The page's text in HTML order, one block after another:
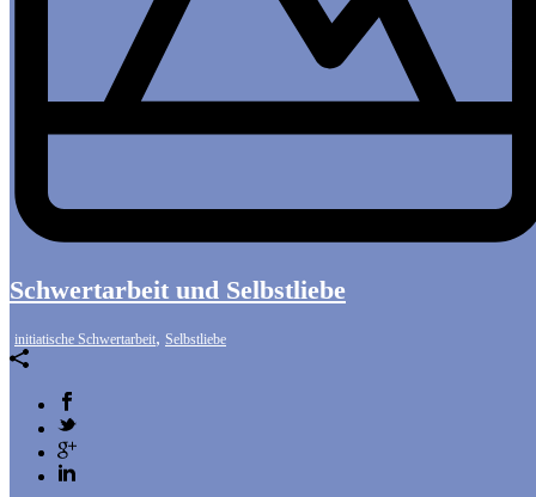
Schwertarbeit und Selbstliebe
initiatische Schwertarbeit, Selbstliebe